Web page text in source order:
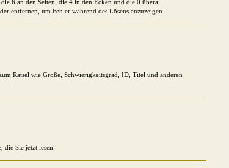
6 an den Seiten, die 4 in den Ecken und die 0 überall.
entfernen, um Fehler während des Lösens anzuzeigen.
Rätsel wie Größe, Schwierigkeitsgrad, ID, Titel und anderen
Sie jetzt lesen.